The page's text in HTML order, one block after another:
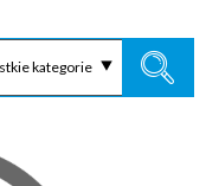
kategorie